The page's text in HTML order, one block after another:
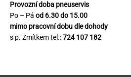
Provozní doba pneuservis
Po – Pá od 6.30 do 15.00
mimo pracovní dobu dle dohody
s p. Zmítkem tel.:724 107 182